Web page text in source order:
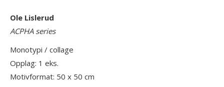
Ole Lislerud
ACPHA series
Monotypi / collage
Opplag: 1 eks.
Motivformat: 50 x 50 cm